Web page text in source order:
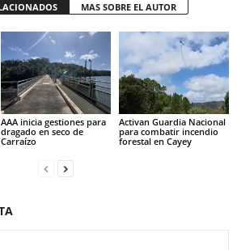
MAS SOBRE EL AUTOR
AAA inicia gestiones para
dragado en seco de
Carraízo
Activan Guardia Nacional
para combatir incendio
forestal en Cayey